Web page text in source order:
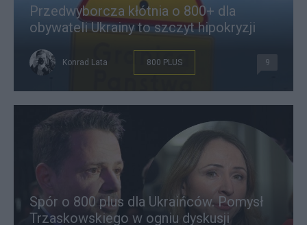
Przedwyborcza kłótnia o 800+ dla
obywateli Ukrainy to szczyt hipokryzji
Konrad Lata 800 PLUS 9
Spór o 800 plus dla Ukraińców. Pomysł
Trzaskowskiego w ogniu dyskusji